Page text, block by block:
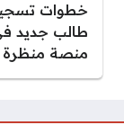
خطوات
طالب جديد
منصة منظرة 2025